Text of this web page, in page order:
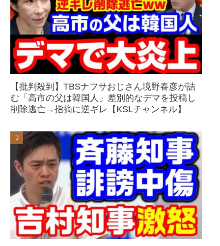
【批判殺到】TBSナフサおじさん境野春彦が詰
む「高市の父は韓国人」差別的なデマを投稿し
削除逃亡→指摘に逆ギレ【KSLチャンネル】